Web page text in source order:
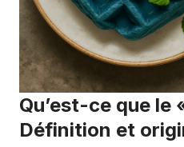
Qu’est-ce que le
Définition et